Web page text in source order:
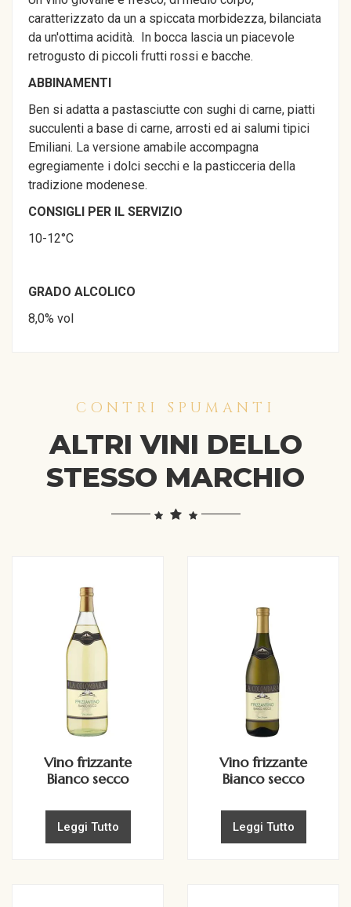
caratterizzato da un a spiccata morbidezza, bilanciata
da un'ottima acidità. In bocca lascia un piacevole
retrogusto di piccoli frutti rossi e bacche.
ABBINAMENTI
Ben si adatta a pastasciutte con sughi di carne, piatti
succulenti a base di carne, arrosti ed ai salumi tipici
Emiliani. La versione amabile accompagna
egregiamente i dolci secchi e la pasticceria della
tradizione modenese.
CONSIGLI PER IL SERVIZIO
10-12°C
GRADO ALCOLICO
8,0% vol
CONTRI SPUMANTI
ALTRI VINI DELLO
STESSO MARCHIO
Vino frizzante
Bianco secco
Leggi Tutto
Vino frizzante
Bianco secco
Leggi Tutto